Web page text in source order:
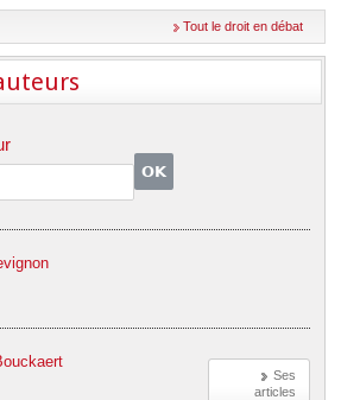
Tout le droit en débat
Ses
articles